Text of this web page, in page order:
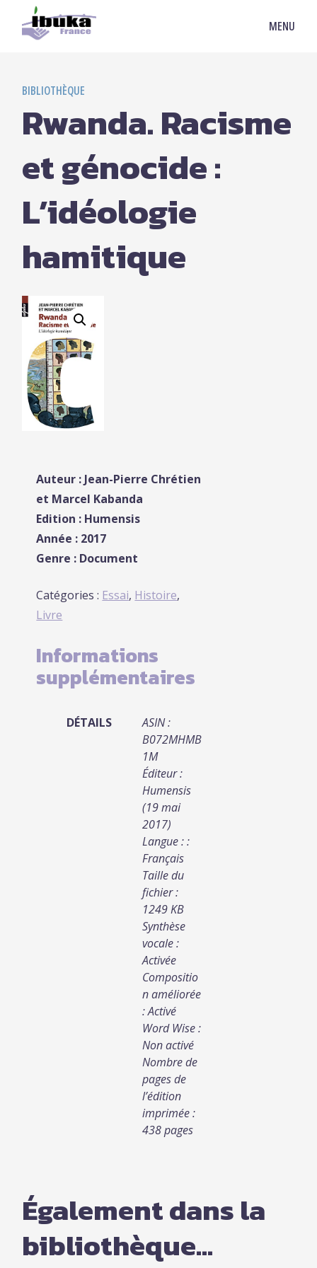
MENU
BIBLIOTHÈQUE
Rwanda. Racisme
et génocide :
L’idéologie
hamitique
Auteur : Jean-Pierre Chrétien
et Marcel Kabanda
Edition : Humensis
Année : 2017
Genre : Document
Catégories : Essai, Histoire,
Livre
Informations
supplémentaires
DÉTAILS
ASIN :
B072MHMB
1M
Éditeur :
Humensis
(19 mai
2017)
Langue : :
Français
Taille du
fichier :
1249 KB
Synthèse
vocale :
Activée
Compositio
n améliorée
: Activé
Word Wise :
Non activé
Nombre de
pages de
l’édition
imprimée :
438 pages
Également dans la
bibliothèque...